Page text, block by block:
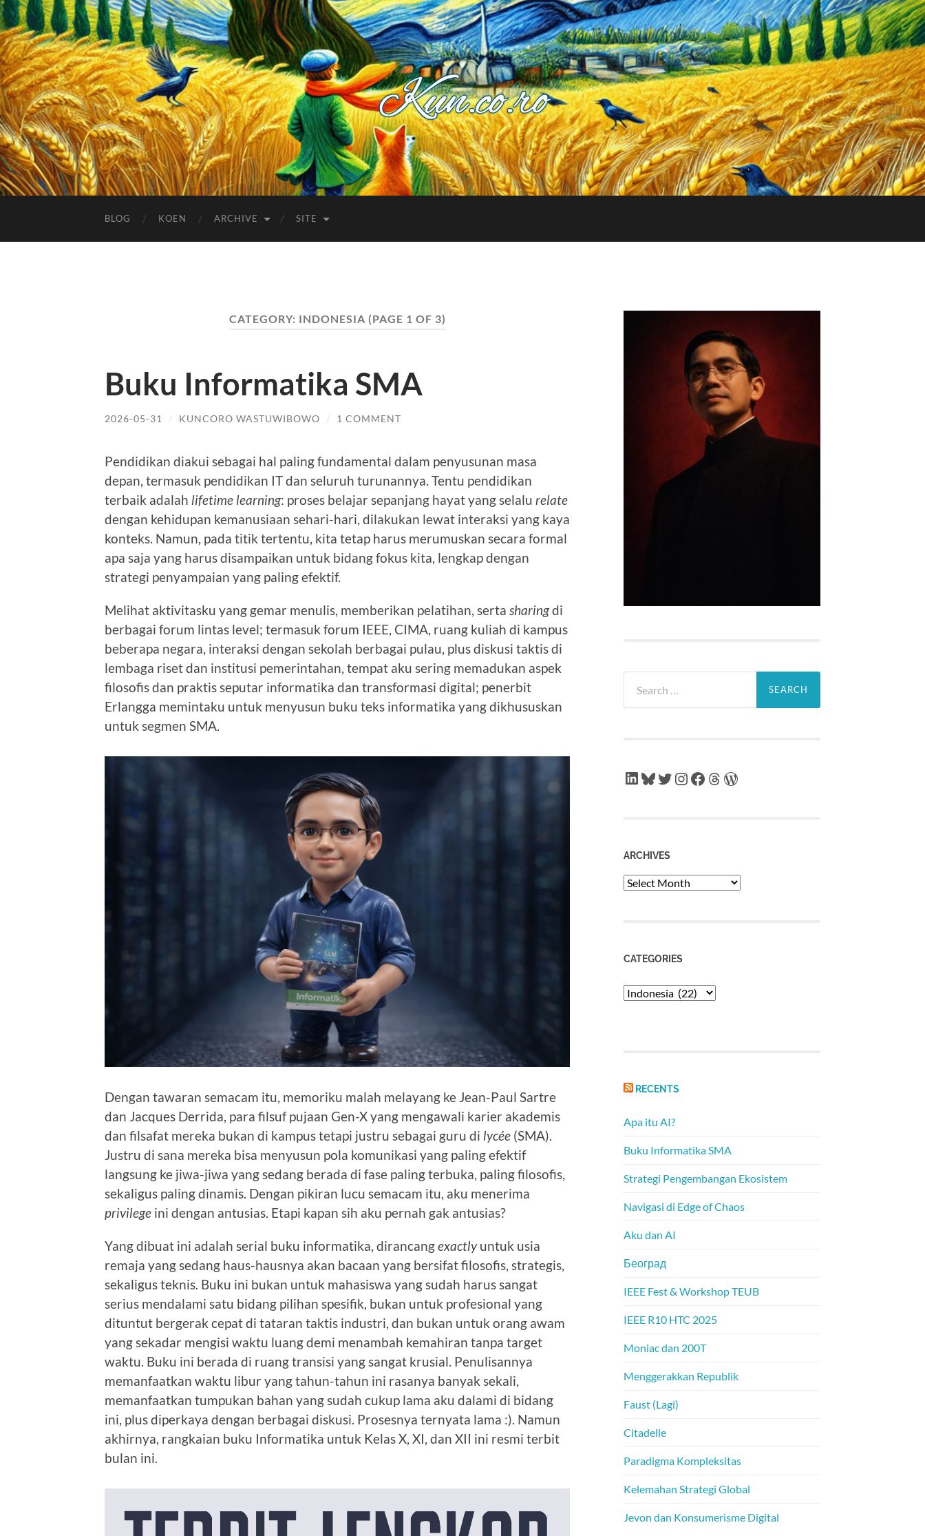
Kuncoro++
BLOG KOEN ARCHIVE SITE
CATEGORY: INDONESIA (PAGE 1 OF 3)
Buku Informatika SMA
2026-05-31 / KUNCORO WASTUWIBOWO / 1 COMMENT
Pendidikan diakui sebagai hal paling fundamental dalam penyusunan masa
depan, termasuk pendidikan IT dan seluruh turunannya. Tentu pendidikan
terbaik adalah lifetime learning: proses belajar sepanjang hayat yang selalu relate
dengan kehidupan kemanusiaan sehari-hari, dilakukan lewat interaksi yang kaya
konteks. Namun, pada titik tertentu, kita tetap harus merumuskan secara formal
apa saja yang harus disampaikan untuk bidang fokus kita, lengkap dengan
strategi penyampaian yang paling efektif.
Melihat aktivitasku yang gemar menulis, memberikan pelatihan, serta sharingdi
berbagai forum lintas level; termasuk forum IEEE, CIMA, ruang kuliah di kampus
beberapa negara, interaksi dengan sekolah berbagai pulau, plus diskusi taktis di
lembaga riset dan institusi pemerintahan, tempat aku sering memadukan aspek
filosofis dan praktis seputar informatika dan transformasi digital; penerbit
Erlangga memintaku untuk menyusun buku teks informatika yang dikhususkan
untuk segmen SMA.
Dengan tawaran semacam itu, memoriku malah melayang ke Jean-Paul Sartre
dan Jacques Derrida, para filsuf pujaan Gen-X yang mengawali karier akademis
dan filsafat mereka bukan di kampus tetapi justru sebagai guru di lycée (SMA).
Justru di sana mereka bisa menyusun pola komunikasi yang paling efektif
langsung ke jiwa-jiwa yang sedang berada di fase paling terbuka, paling filosofis,
sekaligus paling dinamis. Dengan pikiran lucu semacam itu, aku menerima
privilege ini dengan antusias. Etapi kapan sih aku pernah gak antusias?
Yang dibuat ini adalah serial buku informatika, dirancangexactlyuntuk usia
remaja yang sedang haus-hausnya akan bacaan yang bersifat filosofis, strategis,
sekaligus teknis. Buku ini bukan untuk mahasiswa yang sudah harus sangat
serius mendalami satu bidang pilihan spesifik, bukan untuk profesional yang
dituntut bergerak cepat di tataran taktis industri, dan bukan untuk orang awam
yang sekadar mengisi waktu luang demi menambah kemahiran tanpa target
waktu. Buku ini berada di ruang transisi yang sangat krusial. Penulisannya
memanfaatkan waktu libur yang tahun-tahun ini rasanya banyak sekali,
memanfaatkan tumpukan bahan yang sudah cukup lama aku dalami di bidang
ini, plus diperkaya dengan berbagai diskusi. Prosesnya ternyata lama :). Namun
akhirnya, rangkaian buku Informatika untuk Kelas X, XI, dan XII ini resmi terbit
bulan ini.
for:
LinkedIn
Bluesky
Twitter
Instagram
Facebook
Threads
WordPress
ARCHIVES
Archives
CATEGORIES
Categories
RECENTS
Apa itu AI?
Buku Informatika SMA
Strategi Pengembangan Ekosistem
Navigasi di Edge of Chaos
Aku dan AI
Београд
IEEE Fest & Workshop TEUB
IEEE R10 HTC 2025
Moniac dan 200T
Menggerakkan Republik
Faust (Lagi)
Citadelle
Paradigma Kompleksitas
Kelemahan Strategi Global
Jevon dan Konsumerisme Digital